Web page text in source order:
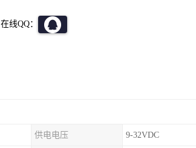
在线QQ：
供电电压 9-32VDC